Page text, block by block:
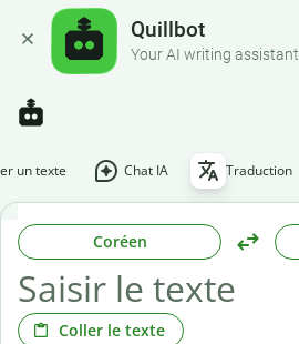
Quillbot
Your AI writing assistant
un texte Chat IA Traduction
Coréen
Coller le texte